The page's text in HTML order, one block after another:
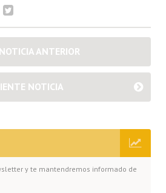
NOTICIA ANTERIOR
NOTICIA
y te mantendremos informado de